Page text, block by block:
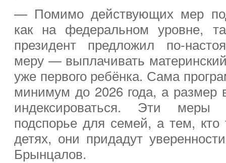
— Помимо действующих мер
как на федеральном уровне,
президент предложил по-
меру — выплачивать
уже первого ребёнка. Сама
минимум до 2026 года, а размер
индексироваться. Эти
подспорье для семей, а тем, кто
детях, они придадут
Брынцалов.